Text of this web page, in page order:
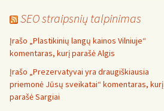
SEO straipsnių talpinimas
Įrašo „Plastikinių langų kainos Vilniuje“
komentaras, kurį parašė Algis
Įrašo „Prezervatyvai yra draugiškiausia
priemonė Jūsų sveikatai“ komentaras, kurį
parašė Sargiai